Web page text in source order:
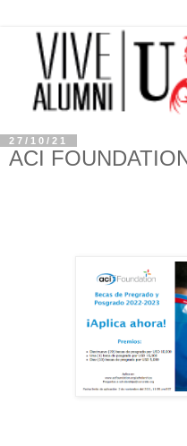
27/10/21
ACI